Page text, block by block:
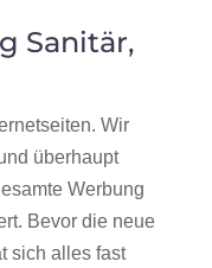
Sanitär,
Wir
überhaupt
Werbung
Bevor die neue
sich alles fast